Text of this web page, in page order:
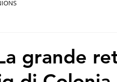
grande